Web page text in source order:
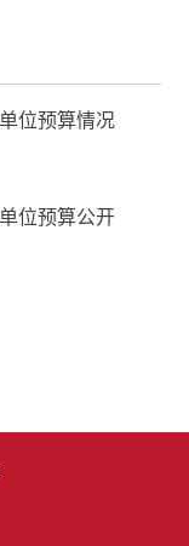
位预算情况
位预算公开